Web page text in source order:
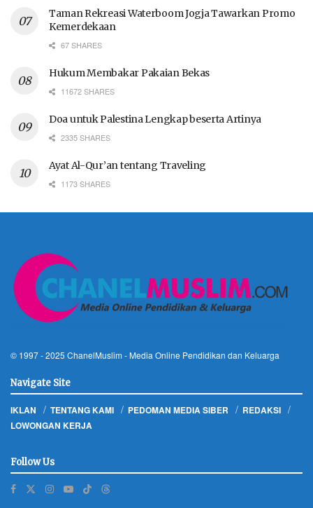
Taman Rekreasi Waterboom Jogja Tawarkan Promo
Kemerdekaan
67 SHARES
Hukum Membakar Pakaian Bekas
11672 SHARES
Doa untuk Palestina Lengkap beserta Artinya
2335 SHARES
Ayat Al-Qur’an tentang Traveling
1173 SHARES
© 1997 - 2025 ChanelMuslim - Media Online Pendidikan dan Keluarga
Navigate Site
IKLAN TENTANG KAMI PEDOMAN MEDIA SIBER
REDAKSI
LOWONGAN KERJA
Follow Us